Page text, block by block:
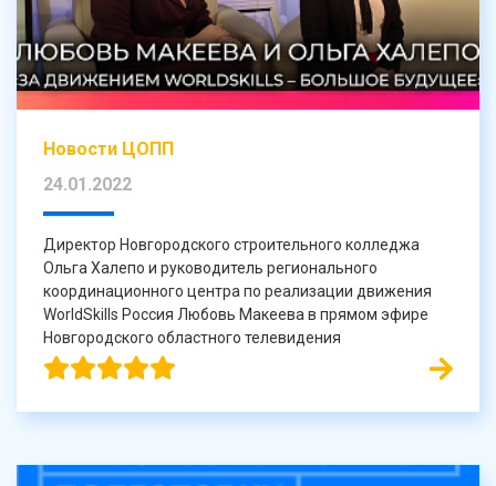
Новости ЦОПП
24.01.2022
Директор Новгородского строительного колледжа
Ольга Халепо и руководитель регионального
координационного центра по реализации движения
WorldSkills Россия Любовь Макеева в прямом эфире
Новгородского областного телевидения